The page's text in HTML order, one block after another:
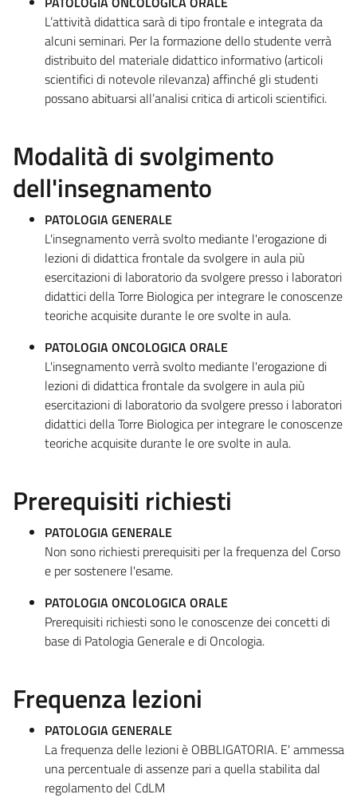
L’attività didattica sarà di tipo frontale e integrata da
alcuni seminari. Per la formazione dello studente verrà
distribuito del materiale didattico informativo (articoli
scientifici di notevole rilevanza) affinché gli studenti
possano abituarsi all’analisi critica di articoli scientifici.
Modalità di svolgimento
dell'insegnamento
PATOLOGIA GENERALE
L'insegnamento verrà svolto mediante l'erogazione di
lezioni di didattica frontale da svolgere in aula più
esercitazioni di laboratorio da svolgere presso i laboratori
didattici della Torre Biologica per integrare le conoscenze
teoriche acquisite durante le ore svolte in aula.
PATOLOGIA ONCOLOGICA ORALE
L'insegnamento verrà svolto mediante l'erogazione di
lezioni di didattica frontale da svolgere in aula più
esercitazioni di laboratorio da svolgere presso i laboratori
didattici della Torre Biologica per integrare le conoscenze
teoriche acquisite durante le ore svolte in aula.
Prerequisiti richiesti
PATOLOGIA GENERALE
Non sono richiesti prerequisiti per la frequenza del Corso
e per sostenere l'esame.
PATOLOGIA ONCOLOGICA ORALE
Prerequisiti richiesti sono le conoscenze dei concetti di
base di Patologia Generale e di Oncologia.
Frequenza lezioni
PATOLOGIA GENERALE
La frequenza delle lezioni è OBBLIGATORIA. E' ammessa
una percentuale di assenze pari a quella stabilita dal
regolamento del CdLM